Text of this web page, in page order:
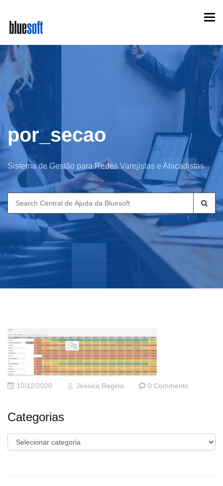
main
content
por_secao
Sistema de Gestão para Redes Varejistas e Atacadistas
Search
for:
10/12/2020 Jéssica Regina 0 Comments
Categorias
Categorias